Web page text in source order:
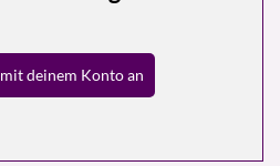
deinem Konto an